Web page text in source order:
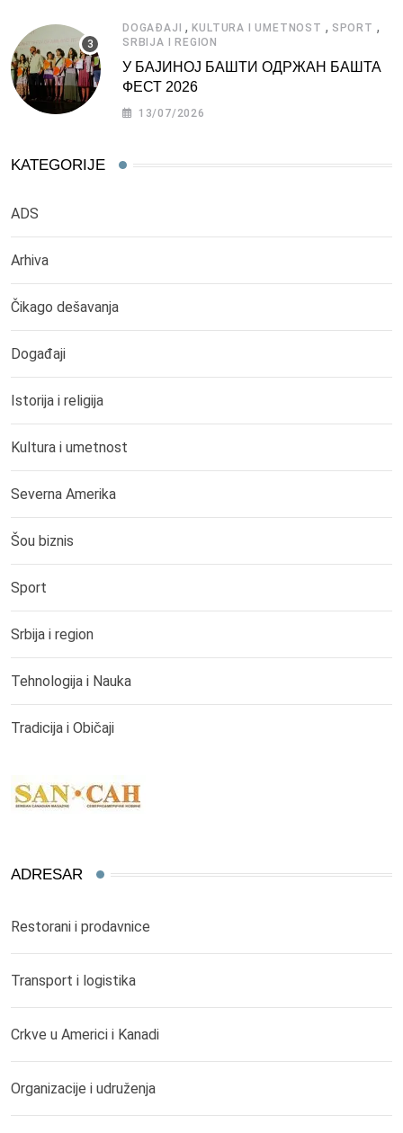
DOGAĐAJI ,KULTURA I UMETNOST , SPORT ,
SRBIJA I REGION
У БАЈИНОЈ БАШТИ ОДРЖАН БАШТА
ФЕСТ 2026
13/07/2026
KATEGORIJE
ADS
Arhiva
Čikago dešavanja
Događaji
Istorija i religija
Kultura i umetnost
Severna Amerika
Šou biznis
Sport
Srbija i region
Tehnologija i Nauka
Tradicija i Običaji
ADRESAR
Restorani i prodavnice
Transport i logistika
Crkve u Americi i Kanadi
Organizacije i udruženja